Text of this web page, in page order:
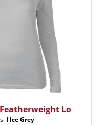
Lo
l Ice Grey